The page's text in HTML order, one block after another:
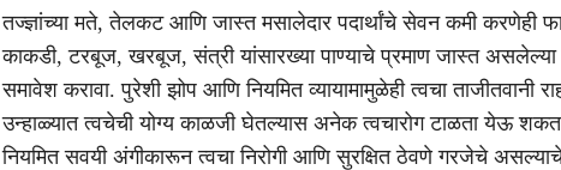
तज्ज्ञांच्या मते, तेलकट आणि जास्त मसालेदार पदार्थांचे सेवन कमी करणेही
काकडी, टरबूज, खरबूज, संत्री यांसारख्या पाण्याचे प्रमाण जास्त असलेल्या
समावेश करावा. पुरेशी झोप आणि नियमित व्यायामामुळेही त्वचा ताजीतवानी
उन्हाळ्यात त्वचेची योग्य काळजी घेतल्यास अनेक त्वचारोग टाळता येऊ
नियमित सवयी अंगीकारून त्वचा निरोगी आणि सुरक्षित ठेवणे गरजेचे